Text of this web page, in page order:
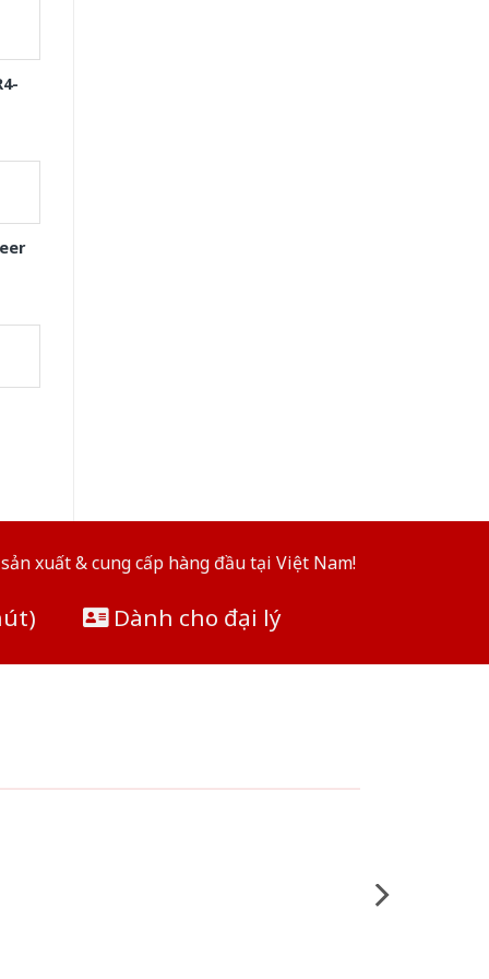
xuất & cung cấp hàng đầu tại Việt Nam!
Dành cho đại lý